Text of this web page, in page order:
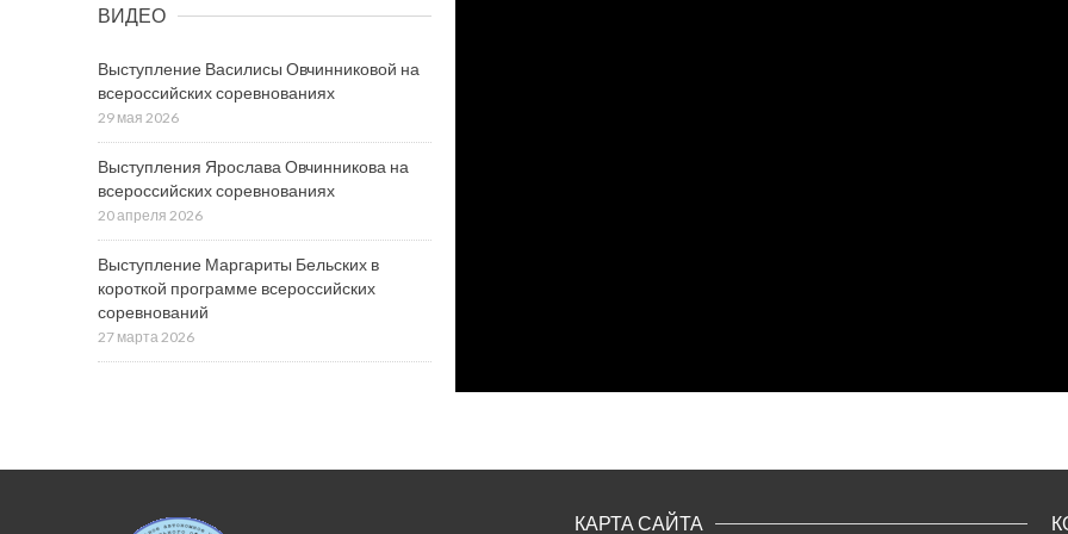
ВИДЕО
Выступление Василисы Овчинниковой на
всероссийских соревнованиях
29 мая 2026
Выступления Ярослава Овчинникова на
всероссийских соревнованиях
20 апреля 2026
Выступление Маргариты Бельских в
короткой программе всероссийских
соревнований
27 марта 2026
КАРТА САЙТА